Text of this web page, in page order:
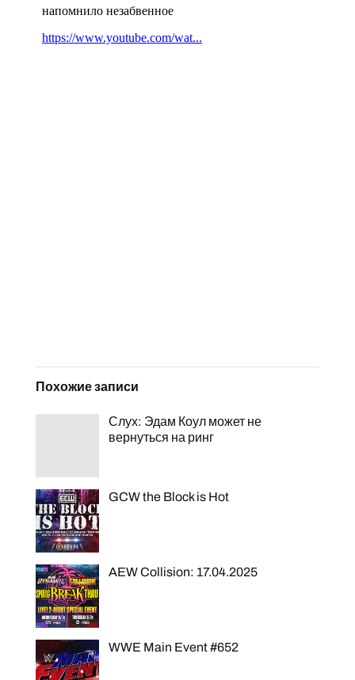
Похожие записи
Слух: Эдам Коул может не
вернуться на ринг
GCW the Block is Hot
AEW Collision: 17.04.2025
WWE Main Event #652